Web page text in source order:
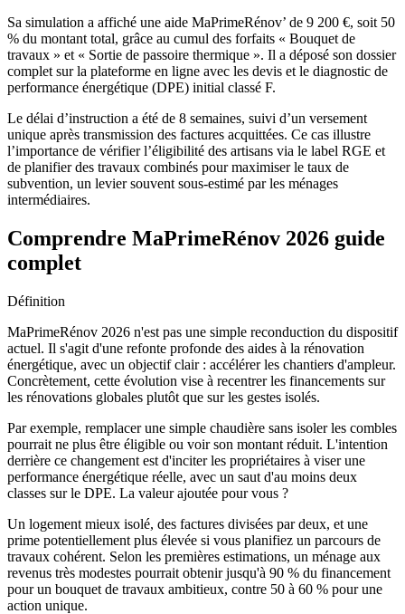
Sa simulation a affiché une aide MaPrimeRénov’ de 9 200 €, soit 50
% du montant total, grâce au cumul des forfaits « Bouquet de
travaux » et « Sortie de passoire thermique ». Il a déposé son dossier
complet sur la plateforme en ligne avec les devis et le diagnostic de
performance énergétique (DPE) initial classé F.
Le délai d’instruction a été de 8 semaines, suivi d’un versement
unique après transmission des factures acquittées. Ce cas illustre
l’importance de vérifier l’éligibilité des artisans via le label RGE et
de planifier des travaux combinés pour maximiser le taux de
subvention, un levier souvent sous-estimé par les ménages
intermédiaires.
Comprendre MaPrimeRénov 2026 guide
complet
Définition
MaPrimeRénov 2026 n'est pas une simple reconduction du dispositif
actuel. Il s'agit d'une refonte profonde des aides à la rénovation
énergétique, avec un objectif clair : accélérer les chantiers d'ampleur.
Concrètement, cette évolution vise à recentrer les financements sur
les rénovations globales plutôt que sur les gestes isolés.
Par exemple, remplacer une simple chaudière sans isoler les combles
pourrait ne plus être éligible ou voir son montant réduit. L'intention
derrière ce changement est d'inciter les propriétaires à viser une
performance énergétique réelle, avec un saut d'au moins deux
classes sur le DPE. La valeur ajoutée pour vous ?
Un logement mieux isolé, des factures divisées par deux, et une
prime potentiellement plus élevée si vous planifiez un parcours de
travaux cohérent. Selon les premières estimations, un ménage aux
revenus très modestes pourrait obtenir jusqu'à 90 % du financement
pour un bouquet de travaux ambitieux, contre 50 à 60 % pour une
action unique.